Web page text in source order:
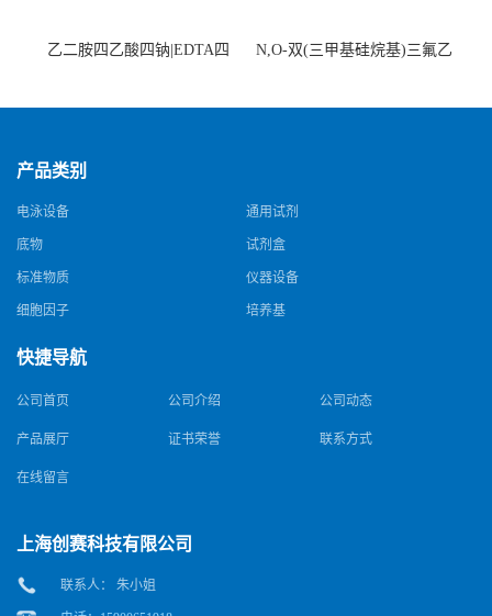
乙二胺四乙酸四钠|EDTA四
N,O-双(三甲基硅烷基)三氟乙
产品类别
电泳设备 通用试剂
底物 试剂盒
标准物质 仪器设备
细胞因子 培养基
快捷导航
公司首页 公司介绍 公司动态
产品展厅 证书荣誉 联系方式
在线留言
上海创赛科技有限公司
联系人： 朱小姐